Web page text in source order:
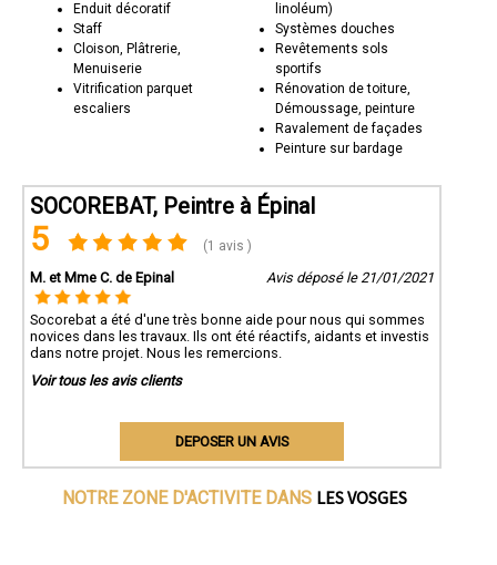
Enduit décoratif
Staff
Cloison, Plâtrerie,
Menuiserie
Vitrification parquet
escaliers
linoléum)
Systèmes douches
Revêtements sols
sportifs
Rénovation de toiture,
Démoussage, peinture
Ravalement de façades
Peinture sur bardage
SOCOREBAT, Peintre à Épinal
5 (1 avis )
M. et Mme C. de Epinal Avis déposé le 21/01/2021
Socorebat a été d'une très bonne aide pour nous qui sommes
novices dans les travaux. Ils ont été réactifs, aidants et investis
dans notre projet. Nous les remercions.
Voir tous les avis clients
DEPOSER UN AVIS
NOTRE ZONE D'ACTIVITE DANS LES VOSGES